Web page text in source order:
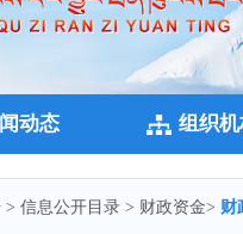
动态 组织
> 信息公开目录 > 财政资金> 财